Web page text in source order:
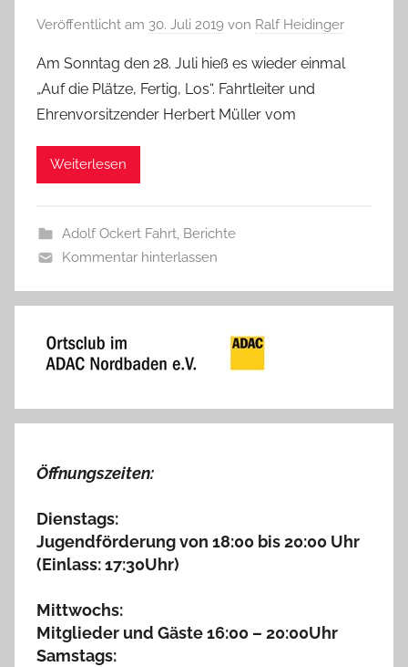
Veröffentlicht am 30. Juli 2019 von Ralf Heidinger
Am Sonntag den 28. Juli hieß es wieder einmal
„Auf die Plätze, Fertig, Los“. Fahrtleiter und
Ehrenvorsitzender Herbert Müller vom
Weiterlesen
Adolf Ockert Fahrt, Berichte
Kommentar hinterlassen
Öffnungszeiten:
Dienstags:
Jugendförderung von 18:00 bis 20:00 Uhr
(Einlass: 17:30Uhr)
Mittwochs:
Mitglieder und Gäste 16:00 – 20:00Uhr
Samstags: